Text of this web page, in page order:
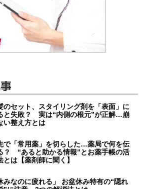
のセット、スタイリング剤を「表面」に
と失敗？ 実は“内側の根元”が正解…崩
い整え方とは
で「常用薬」を切らした…薬局で何を伝
？ “あると助かる情報”とお薬手帳の活
とは【薬剤師に聞く】
みなのに疲れる」 お盆休み特有の“隠れ